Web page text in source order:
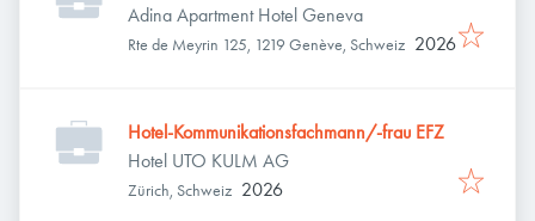
Adina Apartment Hotel Geneva
Rte de Meyrin 125, 1219 Genève, Schweiz 2026
Hotel-Kommunikationsfachmann/-frau EFZ
Hotel UTO KULM AG
Zürich, Schweiz 2026